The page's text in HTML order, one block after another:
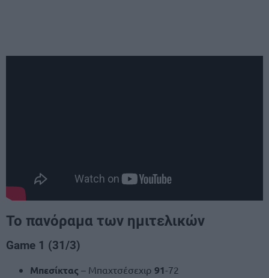
Το πανόραμα των ημιτελικών
Game 1 (31/3)
Μπεσίκτας – Μπαχτσέσεχιρ 91-72